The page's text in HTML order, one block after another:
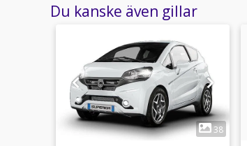
Du kanske även gillar
1
38